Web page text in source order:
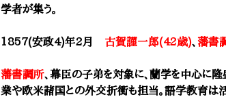
学者が集う。
1857(安政4)年2月 古賀謹一郎(42歳)、 藩書
藩書調所、幕臣の子弟を対象に、蘭学を中心に
業や欧米諸国との外交折衝も担当。語学教育は